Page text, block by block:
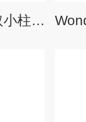
WondaSep PSA萃取小柱（5010-81213/81214）